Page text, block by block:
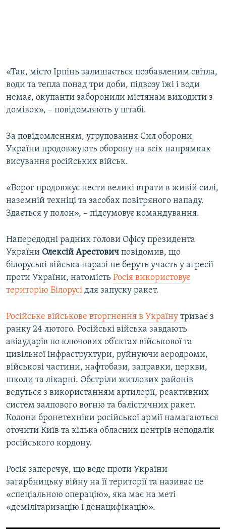
«Так, місто Ірпінь залишається позбавленим світла,
води та тепла понад три доби, підвозу їжі і води
немає, окупанти заборонили містянам виходити з
домівок», – повідомляють у штабі.
За повідомленням, угруповання Сил оборони
України продовжують оборону на всіх напрямках
висування російських військ.
«Ворог продовжує нести великі втрати в живій силі,
наземній техніці та засобах повітряного нападу.
Здається у полон», – підсумовує командування.
Напередодні радник голови Офісу президента
України Олексій Арестович повідомив, що
білоруські війська наразі не беруть участь у агресії
проти України, натомість Росія використовує
територію Білорусі для запуску ракет.
Російське військове вторгнення в Україну триває з
ранку 24 лютого. Російські війська завдають
авіаударів по ключових об’єктах військової та
цивільної інфраструктури, руйнуючи аеродроми,
військові частини, нафтобази, заправки, церкви,
школи та лікарні. Обстріли житлових районів
ведуться з використанням артилерії, реактивних
систем залпового вогню та балістичних ракет.
Колони бронетехніки російської армії намагаються
оточити Київ та кілька обласних центрів неподалік
російського кордону.
Росія заперечує, що веде проти України
загарбницьку війну на її території та називає це
«спеціальною операцію», яка має на меті
«демілітаризацію і денацифікацію».